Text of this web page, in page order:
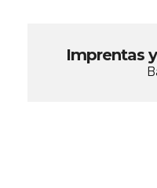
Imprentas